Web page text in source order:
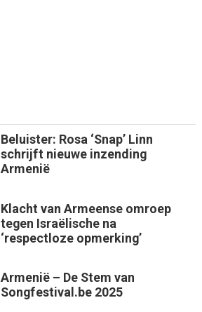
Beluister: Rosa ‘Snap’ Linn
schrijft nieuwe inzending
Armenië
Klacht van Armeense omroep
tegen Israëlische na
‘respectloze opmerking’
Armenië – De Stem van
Songfestival.be 2025